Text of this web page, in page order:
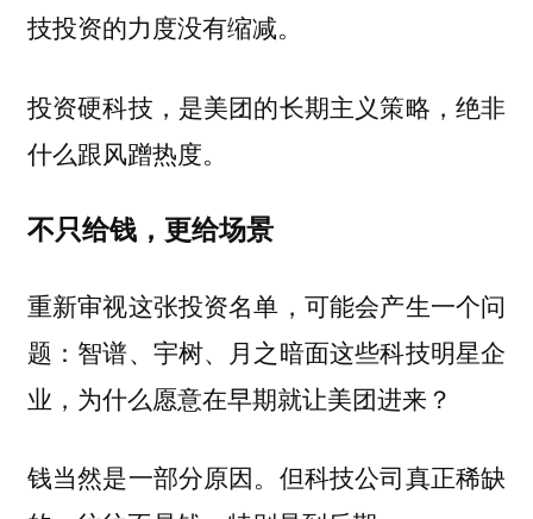
技投资的力度没有缩减。
投资硬科技，是美团的长期主义策略，绝非
什么跟风蹭热度。
不只给钱，更给场景
重新审视这张投资名单，可能会产生一个问
题：智谱、宇树、月之暗面这些科技明星企
业，为什么愿意在早期就让美团进来？
钱当然是一部分原因。但科技公司真正稀缺